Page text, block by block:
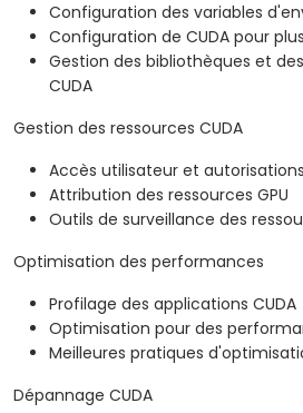
Configuration des variables
Configuration de CUDA pour
Gestion des bibliothèques et
CUDA
Gestion des ressources CUDA
Accès utilisateur et autorisations
Attribution des ressources GPU
Outils de surveillance des
Optimisation des performances
Profilage des applications CUDA
Optimisation pour des
Meilleures pratiques
Dépannage CUDA